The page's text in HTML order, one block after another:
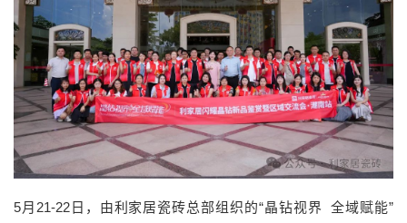
5月21-22日，由利家居瓷砖总部组织的“晶钻视界 全域赋能”